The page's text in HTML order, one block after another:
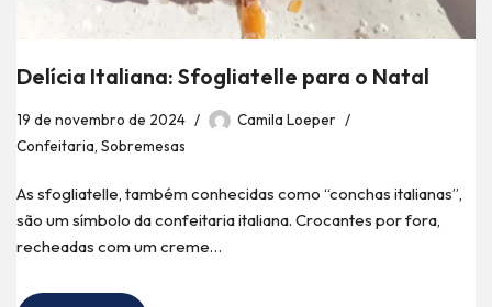
Delícia Italiana: Sfogliatelle para o Natal
19 de novembro de 2024
Camila Loeper
Confeitaria, Sobremesas
As sfogliatelle, também conhecidas como “conchas italianas”,
são um símbolo da confeitaria italiana. Crocantes por fora,
recheadas com um creme…